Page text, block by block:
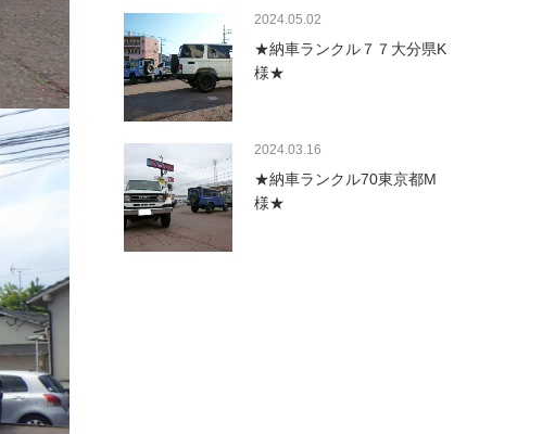
2024.05.02
★納車ランクル７７大分県K
様★
2024.03.16
★納車ランクル70東京都M
様★